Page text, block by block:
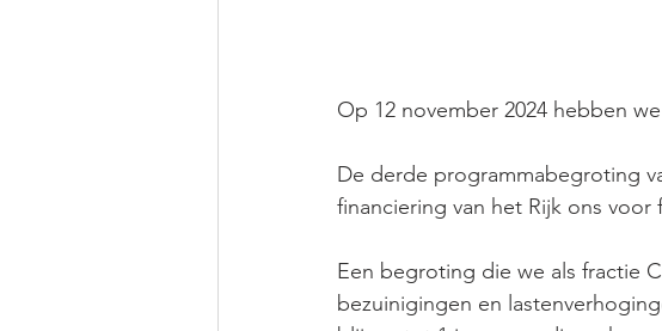
Op 12 november 2024 hebben
De derde programmabegroting
financiering van het Rijk ons
Een begroting die we als fractie
bezuinigingen en